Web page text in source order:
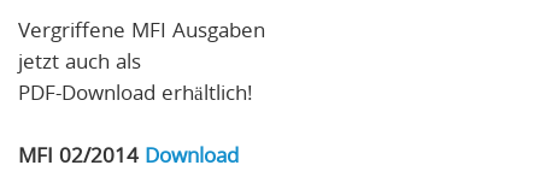
Vergriffene MFI Ausgaben
jetzt auch als
PDF-Download erhältlich!
MFI 02/2014 Download